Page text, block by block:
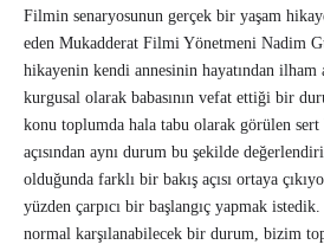
Filmin senaryosunun gerçek bir yaşam
eden Mukadderat Filmi Yönetmeni Nadim
hikayenin kendi annesinin hayatından ilham
kurgusal olarak babasının vefat ettiği bir
konu toplumda hala tabu olarak görülen
açısından aynı durum bu şekilde
olduğunda farklı bir bakış açısı ortaya
yüzden çarpıcı bir başlangıç yapmak
normal karşılanabilecek bir durum, bizim